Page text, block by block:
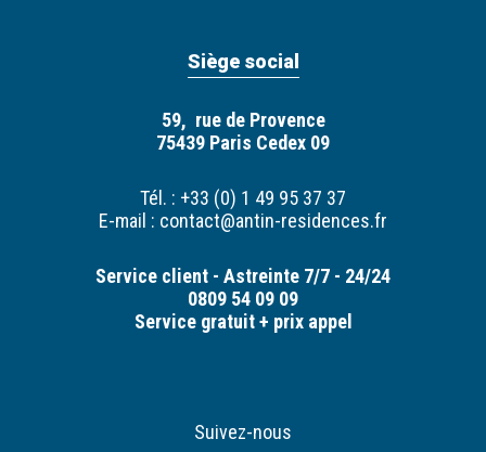
Siège social
59, rue de Provence
75439 Paris Cedex 09
Tél. : +33 (0) 1 49 95 37 37
E-mail : contact@antin-residences.fr
Service client - Astreinte 7/7 - 24/24
0809 54 09 09
Service gratuit + prix appel
Suivez-nous